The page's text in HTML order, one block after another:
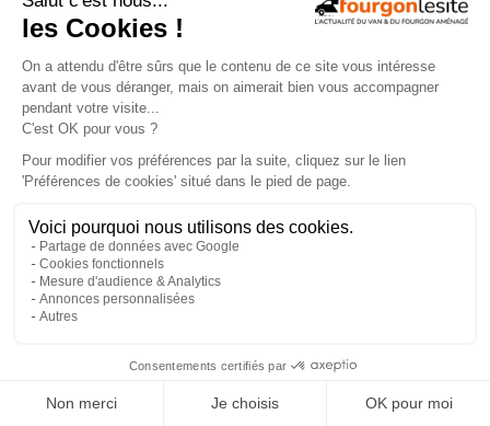
Mercedes Sprinter : le 4×4 est-il
vraiment indispensable ?
ESSAIS